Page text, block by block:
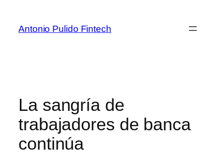
Antonio Pulido Fintech
La sangría de
trabajadores de banca
continúa